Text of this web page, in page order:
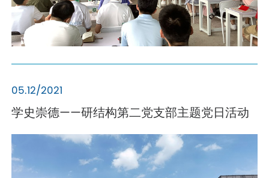
05.12/2021
学史崇德——研结构第二党支部主题党日活动